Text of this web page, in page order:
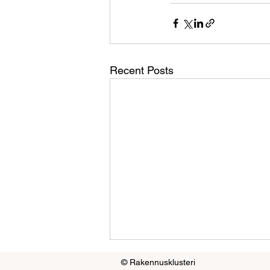
Recent Posts
© Rakennusklusteri